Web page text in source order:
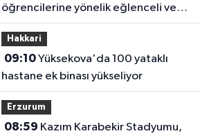
öğrencilerine yönelik eğlenceli ve
eğitici etkinlik
Hakkari
09:10Yüksekova'da 100 yataklı
hastane ek binası yükseliyor
Erzurum
08:59